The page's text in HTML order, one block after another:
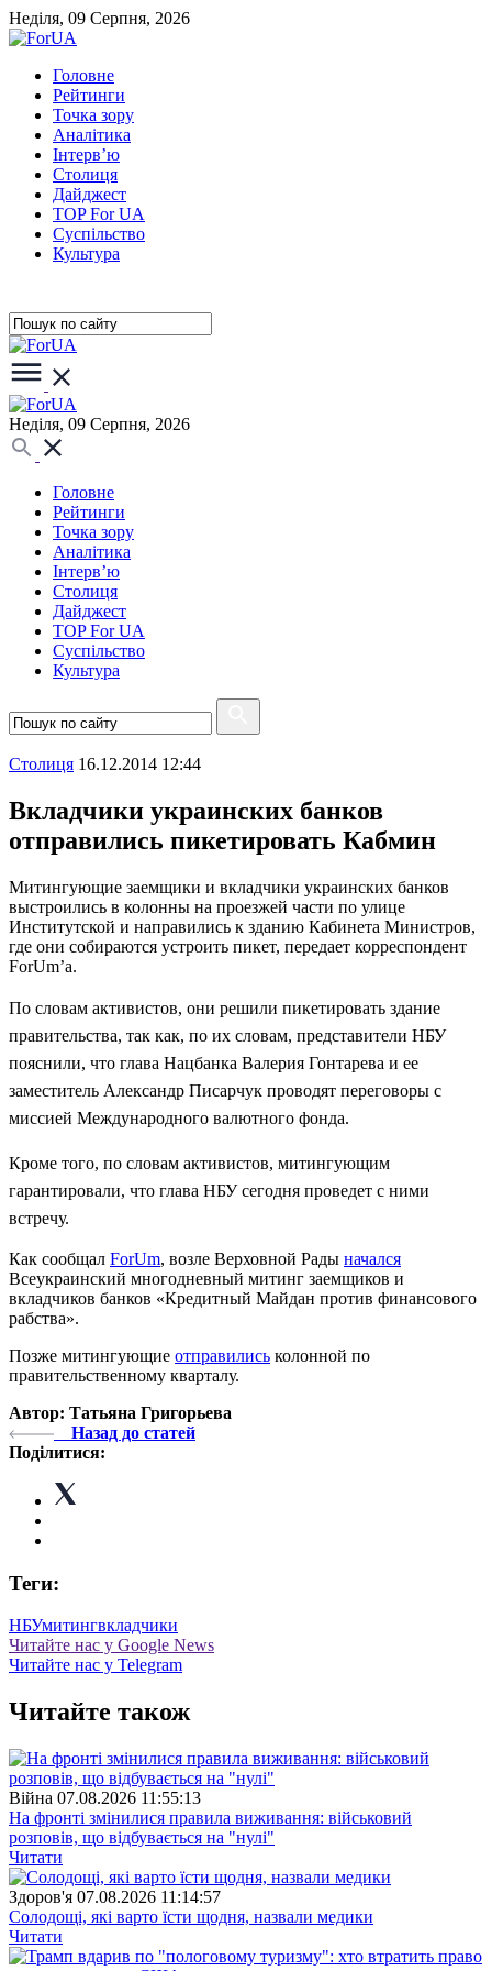
Неділя, 09 Серпня, 2026
Головне
Рейтинги
Точка зору
Аналітика
Інтерв’ю
Столиця
Дайджест
TOP For UA
Суспiльство
Культура
Неділя, 09 Серпня, 2026
Головне
Рейтинги
Точка зору
Аналітика
Інтерв’ю
Столиця
Дайджест
TOP For UA
Суспiльство
Культура
Столиця 16.12.2014 12:44
Вкладчики украинских банков
отправились пикетировать Кабмин
Митингующие заемщики и вкладчики украинских банков
выстроились в колонны на проезжей части по улице
Институтской и направились к зданию Кабинета Министров,
где они собираются устроить пикет, передает корреспондент
ForUm’а.
По словам активистов, они решили пикетировать здание
правительства, так как, по их словам, представители НБУ
пояснили, что глава Нацбанка Валерия Гонтарева и ее
заместитель Александр Писарчук проводят переговоры с
миссией Международного валютного фонда.
Кроме того, по словам активистов, митингующим
гарантировали, что глава НБУ сегодня проведет с ними
встречу.
Как сообщал ForUm, возле Верховной Рады начался
Всеукраинский многодневный митинг заемщиков и
вкладчиков банков «Кредитный Майдан против финансового
рабства».
Позже митингующие отправились колонной по
правительственному кварталу.
Автор: Татьяна Григорьева
Назад до статей
Поділитися:
Теги:
НБУмитингвкладчики
Читайте нас у Google News
Читайте нас у Telegram
Читайте також
Війна 07.08.2026 11:55:13
На фронті змінилися правила виживання: військовий
розповів, що відбувається на "нулі"
Читати
Здоров'я 07.08.2026 11:14:57
Солодощі, які варто їсти щодня, назвали медики
Читати